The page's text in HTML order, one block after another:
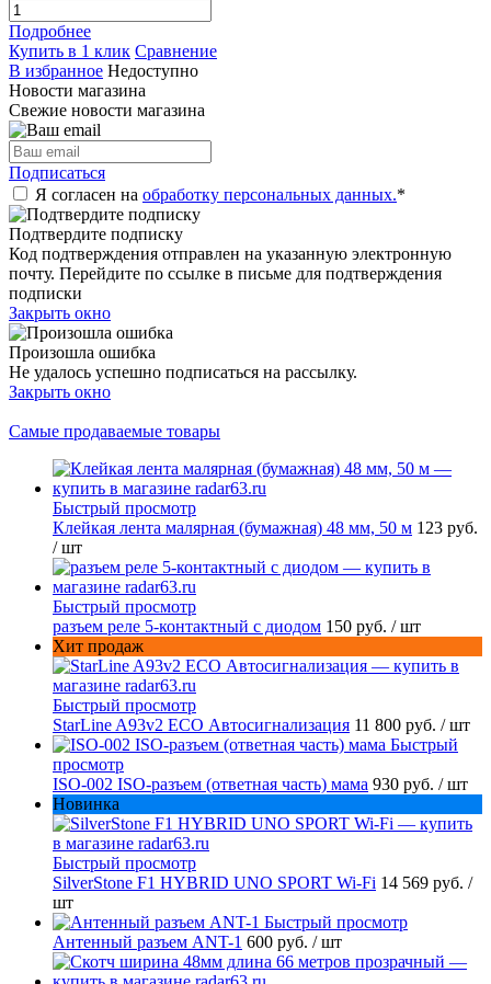
Подробнее
Купить в 1 клик Сравнение
В избранное Недоступно
Новости магазина
Свежие новости магазина
Подписаться
Я согласен на обработку персональных данных.*
Подтвердите подписку
Код подтверждения отправлен на указанную электронную
почту. Перейдите по ссылке в письме для подтверждения
подписки
Закрыть окно
Произошла ошибка
Не удалось успешно подписаться на рассылку.
Закрыть окно
Самые продаваемые товары
Быстрый просмотр
Клейкая лента малярная (бумажная) 48 мм, 50 м 123 руб.
/ шт
Быстрый просмотр
разъем реле 5-контактный с диодом 150 руб. / шт
Хит продаж
Быстрый просмотр
StarLine A93v2 ECO Автосигнализация 11 800 руб. / шт
Быстрый
просмотр
ISO-002 ISO-разъем (ответная часть) мама 930 руб. / шт
Новинка
Быстрый просмотр
SilverStone F1 HYBRID UNO SPORT Wi-Fi 14 569 руб. /
шт
Быстрый просмотр
Антенный разъем ANT-1 600 руб. / шт